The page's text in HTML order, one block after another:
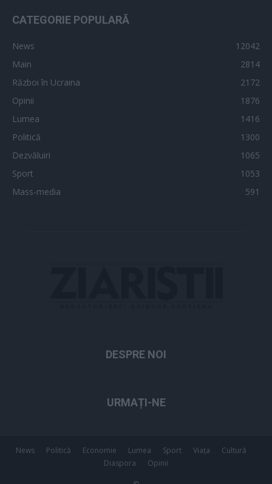
CATEGORIE POPULARĂ
News
12042
Main
2814
Război în Ucraina
2172
Opinii
1876
Lumea
1416
Politică
1300
Dezvăluiri
1065
Sport
1053
Mass-media
591
DESPRE NOI
URMAȚI-NE
News Politică Economie Lumea Sport Viața
Cultură
Diaspora
Opinii